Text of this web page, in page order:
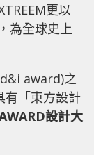
更以
為全球史上
award)之
有「東方設計
設計大